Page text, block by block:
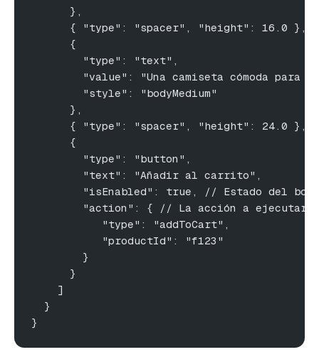
      },
      { "type": "spacer", "height": 16.0 },
      {
        "type": "text",
"value": "Una camiseta cómoda para
        "style": "bodyMedium"
      },
      { "type": "spacer", "height": 24.0 },
      {
        "type": "button",
        "text": "Añadir al carrito",
"isEnabled": true, // Estado del
"action": { // La acción a ejecutar
           "type": "addToCart",
           "productId": "f123"
        }
      }
    ]
  }
}